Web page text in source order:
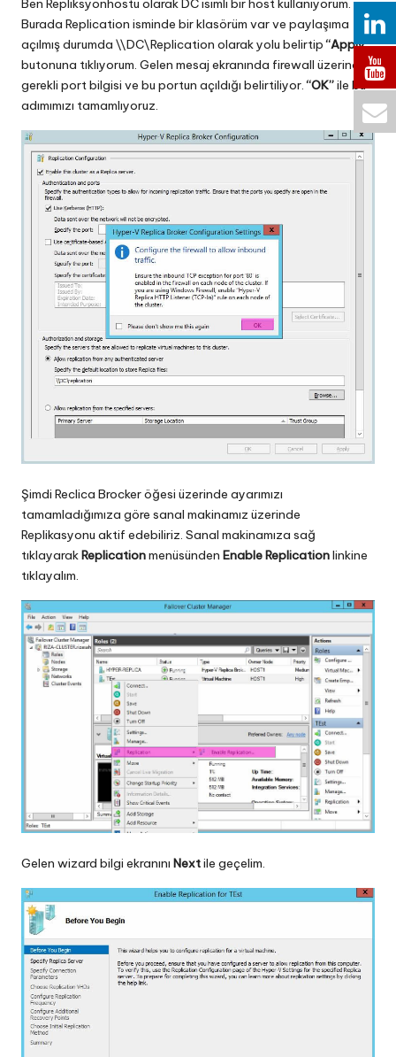
Ben Repliksyonhostu olarak DC isimli bir host kullanıyorum.
Burada Replication isminde bir klasörüm var ve paylaşıma
açılmış durumda \\DC\Replication olarak yolu belirtip“Apply”
butonuna tıklıyorum. Gelen mesaj ekranında firewall üzerinden
gerekli port bilgisi ve bu portun açıldığı belirtiliyor.“OK”ile bu
adımımızı tamamlıyoruz.
Şimdi Reclica Brocker öğesi üzerinde ayarımızı
tamamladığımıza göre sanal makinamız üzerinde
Replikasyonu aktif edebiliriz. Sanal makinamıza sağ
tıklayarakReplicationmenüsünden Enable Replicationlinkine
tıklayalım.
Gelen wizard bilgi ekranını Nextile geçelim.